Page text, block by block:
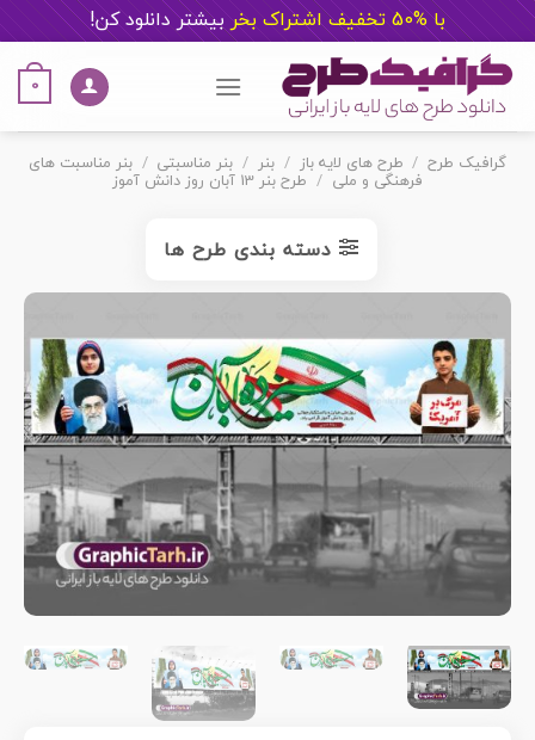
با %50 تخفیف اشتراک بخر بیشتر دانلود کن!
content
0
گرافیک طرح / طرح های لایه باز / بنر / بنر مناسبتی / بنر مناسبت های
فرهنگی و ملی / طرح بنر 13 آبان روز دانش آموز
دسته بندی طرح ها